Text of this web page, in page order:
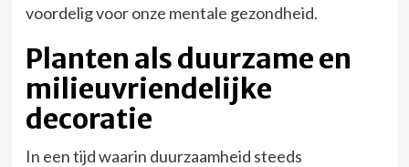
voordelig voor onze mentale gezondheid.
Planten als duurzame en
milieuvriendelijke
decoratie
In een tijd waarin duurzaamheid steeds